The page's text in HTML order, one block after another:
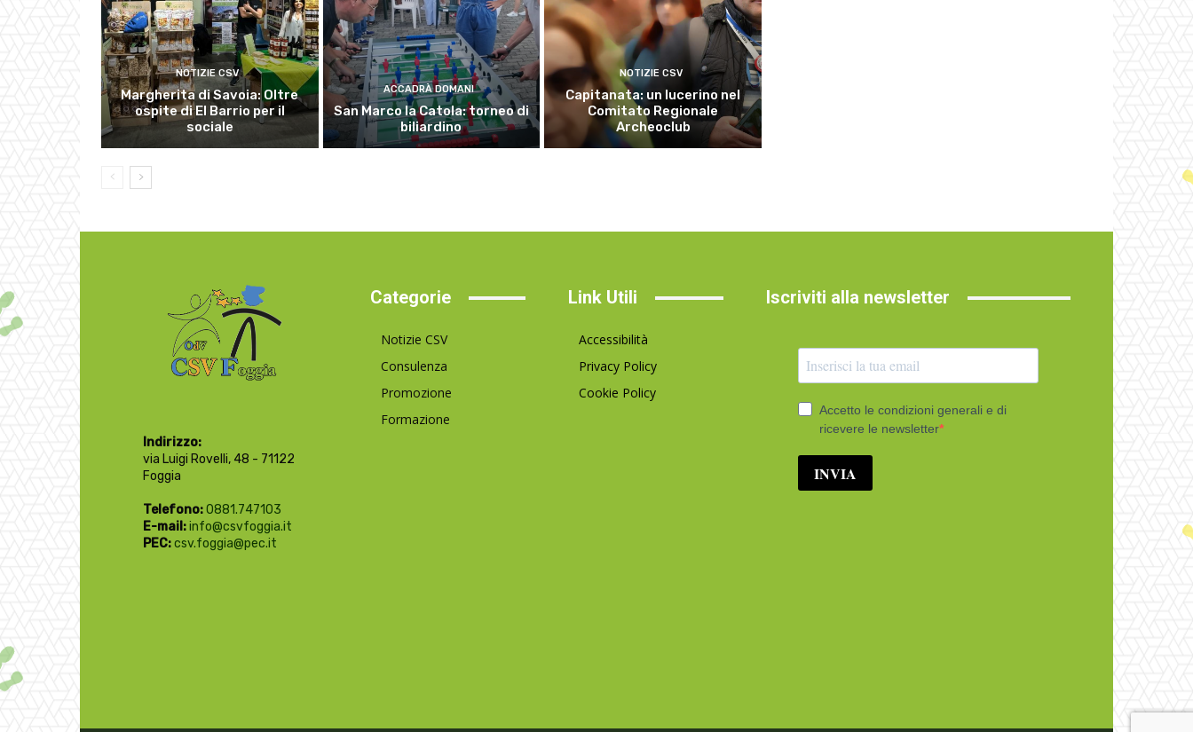
NOTIZIE CSV
Margherita di Savoia: Oltre
ospite di El Barrio per il
sociale
ACCADRÀ DOMANI
San Marco la Catola: torneo di
biliardino
NOTIZIE CSV
Capitanata: un lucerino nel
Comitato Regionale
Archeoclub
Indirizzo:
via Luigi Rovelli, 48 - 71122
Foggia
Telefono:0881.747103
E-mail:info@csvfoggia.it
PEC:csv.foggia@pec.it
Categorie
Notizie CSV
Consulenza
Promozione
Formazione
Link Utili
Accessibilità
Privacy Policy
Cookie Policy
Iscriviti alla newsletter